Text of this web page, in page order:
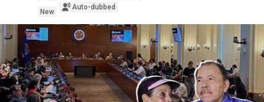
New
Auto-dubbed